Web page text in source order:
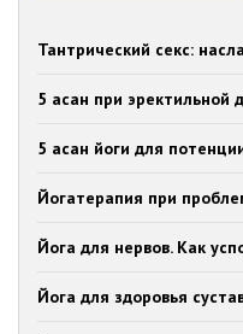
Тантрический секс:
5 асан при эректильной
5 асан йоги для
Йогатерапия при
Йога для нервов. Как
Йога для здоровья